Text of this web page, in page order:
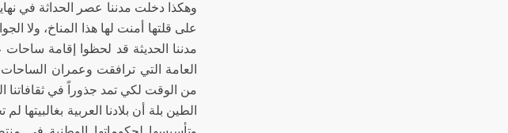
وهكذا دخلت مدننا عصر الحداثة في
على قلتها أمنت لها هذا المناخ، ولا
مدننا الحديثة قد لحظوا إقامة ساحات
العامة التي ترافقت وعمران
من الوقت لكي تمد جذوراً في ثقافاتنا
الطين بلة أن بلادنا العربية